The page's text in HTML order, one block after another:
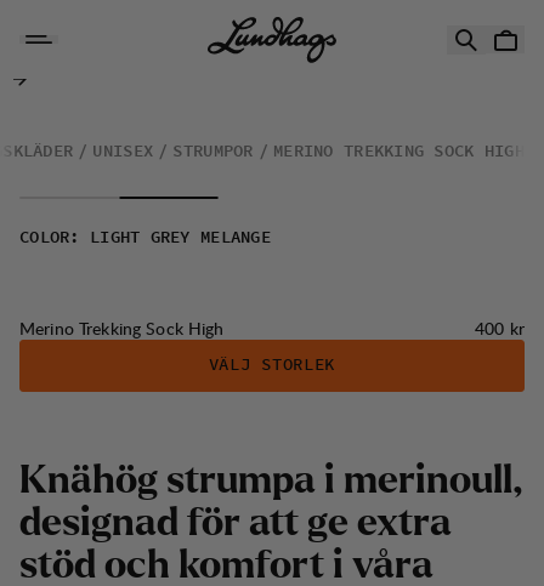
Merino Trekking Sock High
UNISEX STRUMPOR MERINO TREKKING SOCK HIGH
COLOR : LIGHT GREY MELANGE
Merino Trekking Sock High Pris:
400 kr
VÄLJ STORLEK
Knähög strumpa i merinoull,
designad för att ge extra
stöd och komfort i våra